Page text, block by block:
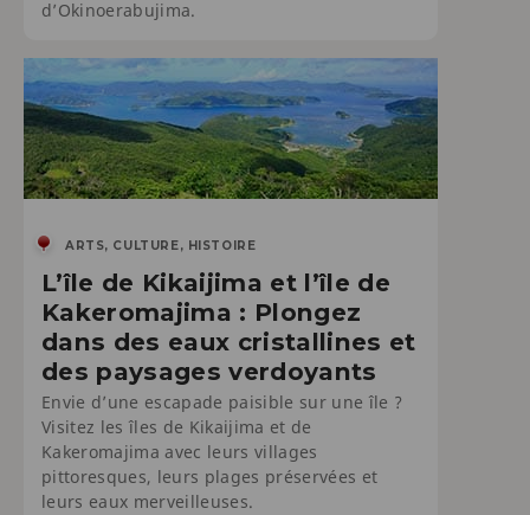
d’Okinoerabujima.
ARTS, CULTURE, HISTOIRE
L’île de Kikaijima et l’île de
Kakeromajima : Plongez
dans des eaux cristallines et
des paysages verdoyants
Envie d’une escapade paisible sur une île ?
Visitez les îles de Kikaijima et de
Kakeromajima avec leurs villages
pittoresques, leurs plages préservées et
leurs eaux merveilleuses.